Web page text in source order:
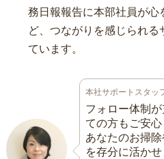
務日報報告に本部社員が心
ど、つながりを感じられる
ています。
本社サポートスタッ
フォロー体制
ての方もご安心
あなたのお掃
を存分に活か